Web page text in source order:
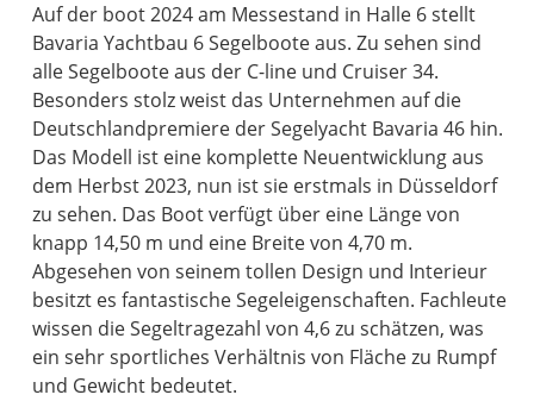
Auf der boot 2024 am Messestand in Halle 6 stellt
Bavaria Yachtbau 6 Segelboote aus. Zu sehen sind
alle Segelboote aus der C-line und Cruiser 34.
Besonders stolz weist das Unternehmen auf die
Deutschlandpremiere der Segelyacht Bavaria 46 hin.
Das Modell ist eine komplette Neuentwicklung aus
dem Herbst 2023, nun ist sie erstmals in Düsseldorf
zu sehen. Das Boot verfügt über eine Länge von
knapp 14,50 m und eine Breite von 4,70 m.
Abgesehen von seinem tollen Design und Interieur
besitzt es fantastische Segeleigenschaften. Fachleute
wissen die Segeltragezahl von 4,6 zu schätzen, was
ein sehr sportliches Verhältnis von Fläche zu Rumpf
und Gewicht bedeutet.